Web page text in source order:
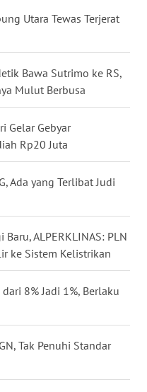
Utara Tewas Terjerat
Bawa Sutrimo ke RS,
Mulut Berbusa
Gelar Gebyar
Rp20 Juta
Ada yang Terlibat Judi
ALPERKLINAS: PLN
ke Sistem Kelistrikan
8% Jadi 1%, Berlaku
Tak Penuhi Standar